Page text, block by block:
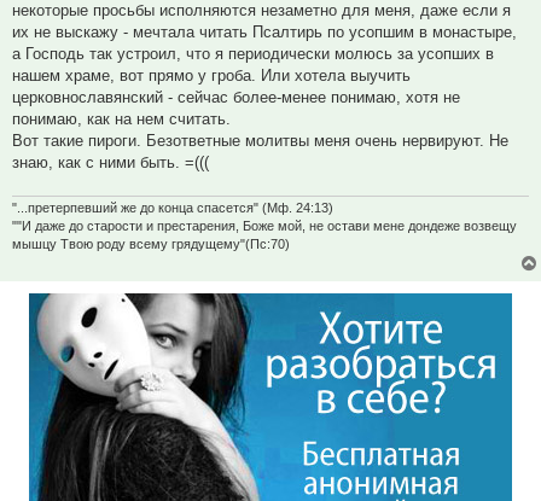
некоторые просьбы исполняются незаметно для меня, даже если я
их не выскажу - мечтала читать Псалтирь по усопшим в монастыре,
а Господь так устроил, что я периодически молюсь за усопших в
нашем храме, вот прямо у гроба. Или хотела выучить
церковнославянский - сейчас более-менее понимаю, хотя не
понимаю, как на нем считать.
Вот такие пироги. Безответные молитвы меня очень нервируют. Не
знаю, как с ними быть. =(((
"...претерпевший же до конца спасется" (Мф. 24:13)
""И даже до старости и престарения, Боже мой, не остави мене дондеже возвещу
мышцу Твою роду всему грядущему"(Пс:70)